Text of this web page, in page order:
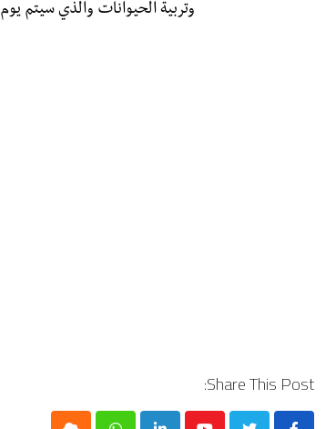
وتربية الحيوانات والذي سيتم يوم 31 من شهر مارس الجاري.
Share This Post: